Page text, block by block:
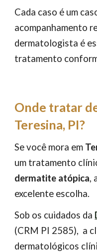
Cada caso é um
acompanhamento
dermatologista é
tratamento
Onde tratar
Teresina, PI?
Se você mora em
um tratamento
dermatite atópica,
excelente escolha.
Sob os cuidados da
(CRM PI 2585), a
dermatológicos